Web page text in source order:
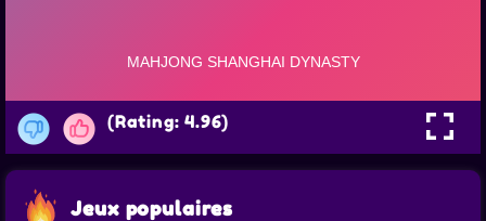
(Rating: 4.96)
Jeux populaires